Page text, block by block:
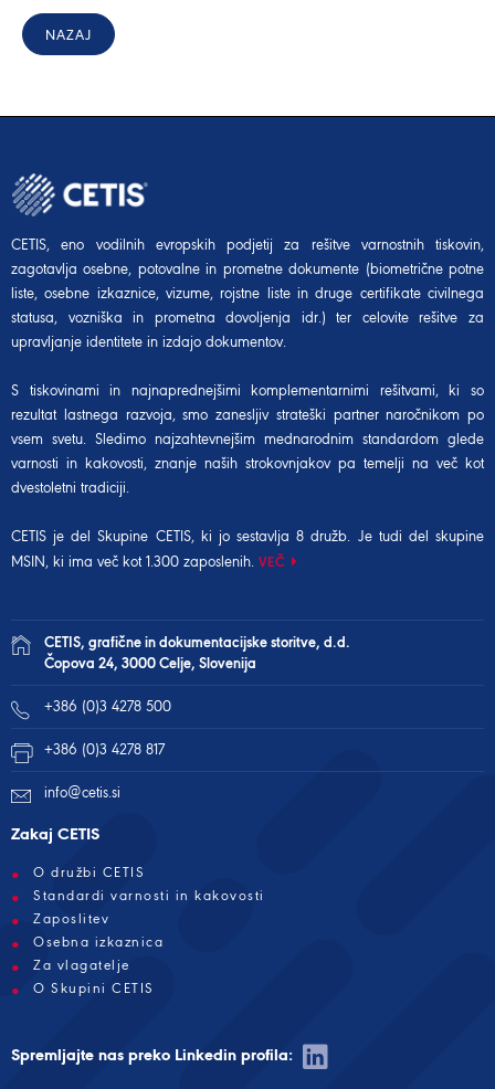
NAZAJ
CETIS, eno vodilnih evropskih podjetij za rešitve varnostnih tiskovin,
zagotavlja osebne, potovalne in prometne dokumente (biometrične potne
liste, osebne izkaznice, vizume, rojstne liste in druge certifikate civilnega
statusa, vozniška in prometna dovoljenja idr.) ter celovite rešitve za
upravljanje identitete in izdajo dokumentov.
S tiskovinami in najnaprednejšimi komplementarnimi rešitvami, ki so
rezultat lastnega razvoja, smo zanesljiv strateški partner naročnikom po
vsem svetu. Sledimo najzahtevnejšim mednarodnim standardom glede
varnosti in kakovosti, znanje naših strokovnjakov pa temelji na več kot
dvestoletni tradiciji.
CETIS je del Skupine CETIS, ki jo sestavlja 8 družb. Je tudi del skupine
MSIN, ki ima več kot 1.300 zaposlenih. VEČ
CETIS, grafične in dokumentacijske storitve, d.d.
Čopova 24, 3000 Celje, Slovenija
+386 (0)3 4278 500
+386 (0)3 4278 817
info@cetis.si
Zakaj CETIS
O družbi CETIS
Standardi varnosti in kakovosti
Zaposlitev
Osebna izkaznica
Za vlagatelje
O Skupini CETIS
Spremljajte nas preko Linkedin profila: